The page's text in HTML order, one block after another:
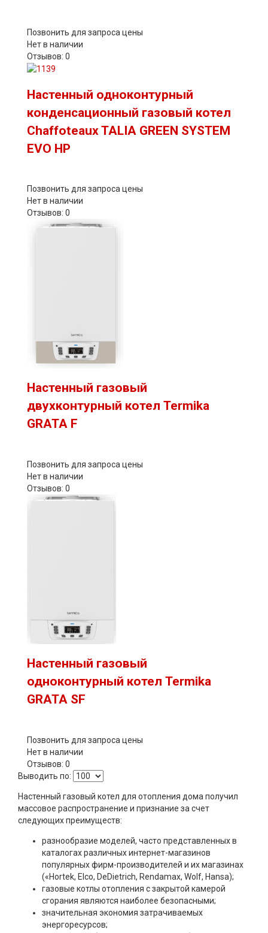
Позвонить для запроса цены
Нет в наличии
Отзывов: 0
Настенный одноконтурный
конденсационный газовый котел
Chaffoteaux TALIA GREEN SYSTEM
EVO HP
Позвонить для запроса цены
Нет в наличии
Отзывов: 0
Настенный газовый
двухконтурный котел Termika
GRATA F
Позвонить для запроса цены
Нет в наличии
Отзывов: 0
Настенный газовый
одноконтурный котел Termika
GRATA SF
Позвонить для запроса цены
Нет в наличии
Отзывов: 0
Выводить по:
Настенный газовый котел для отопления дома получил
массовое распространение и признание за счет
следующих преимуществ:
разнообразие моделей, часто представленных в
каталогах различных интернет-магазинов
популярных фирм-производителей и их магазинах
(«Hortek, Elco, DeDietrich, Rendamax, Wolf, Hansa);
газовые котлы отопления с закрытой камерой
сгорания являются наиболее безопасными;
значительная экономия затрачиваемых
энергоресурсов;